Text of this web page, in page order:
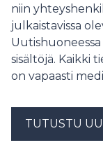
niin
julkaistavissa
Uutishuoneessa
sisältöjä. Kaikki
on vapaasti
TUTUSTU